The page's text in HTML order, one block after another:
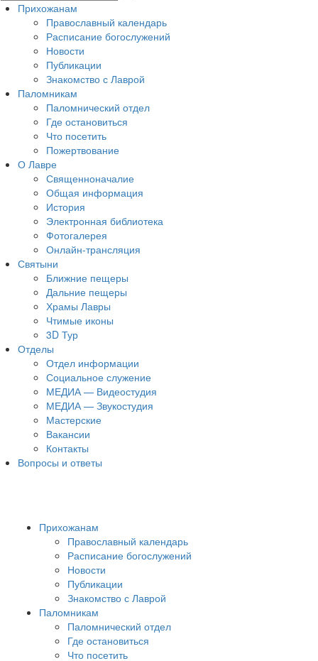
Прихожанам
Православный календарь
Расписание богослужений
Новости
Публикации
Знакомство с Лаврой
Паломникам
Паломнический отдел
Где остановиться
Что посетить
Пожертвование
О Лавре
Священноначалие
Общая информация
История
Электронная библиотека
Фотогалерея
Онлайн-трансляция
Святыни
Ближние пещеры
Дальние пещеры
Храмы Лавры
Чтимые иконы
3D Тур
Отделы
Отдел информации
Социальное служение
МЕДИА — Видеостудия
МЕДИА — Звукостудия
Мастерские
Вакансии
Контакты
Вопросы и ответы
Прихожанам
Православный календарь
Расписание богослужений
Новости
Публикации
Знакомство с Лаврой
Паломникам
Паломнический отдел
Где остановиться
Что посетить